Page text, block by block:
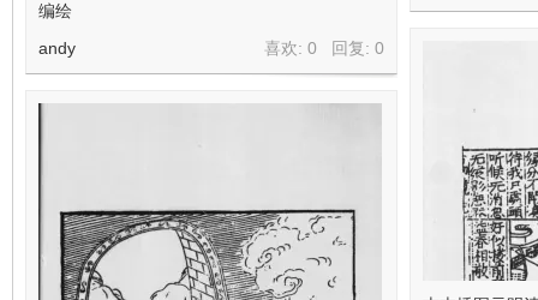
编绘
喜欢: 0 回复: 0
andy